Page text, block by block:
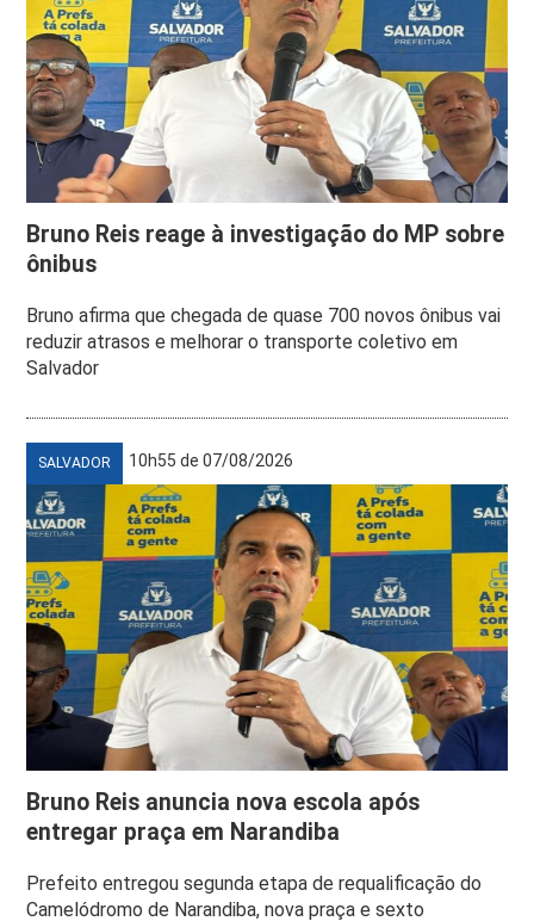
Bruno Reis reage à investigação do MP sobre
ônibus
Bruno afirma que chegada de quase 700 novos ônibus vai
reduzir atrasos e melhorar o transporte coletivo em
Salvador
SALVADOR 10h55 de 07/08/2026
Bruno Reis anuncia nova escola após
entregar praça em Narandiba
Prefeito entregou segunda etapa de requalificação do
Camelódromo de Narandiba, nova praça e sexto